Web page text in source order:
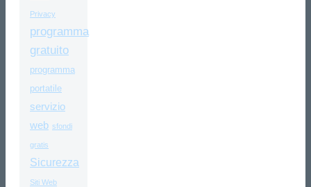
Privacy
programma
gratuito
programma
portatile
servizio
web sfondi
gratis
Sicurezza
Siti Web